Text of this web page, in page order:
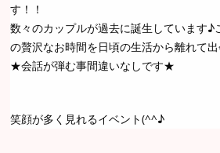
す！！
数々のカップルが過去に誕生しています♪
の贅沢なお時間を日頃の生活から離れて
★会話が弾む事間違いなしです★
笑顔が多く見れるイベント(^^♪